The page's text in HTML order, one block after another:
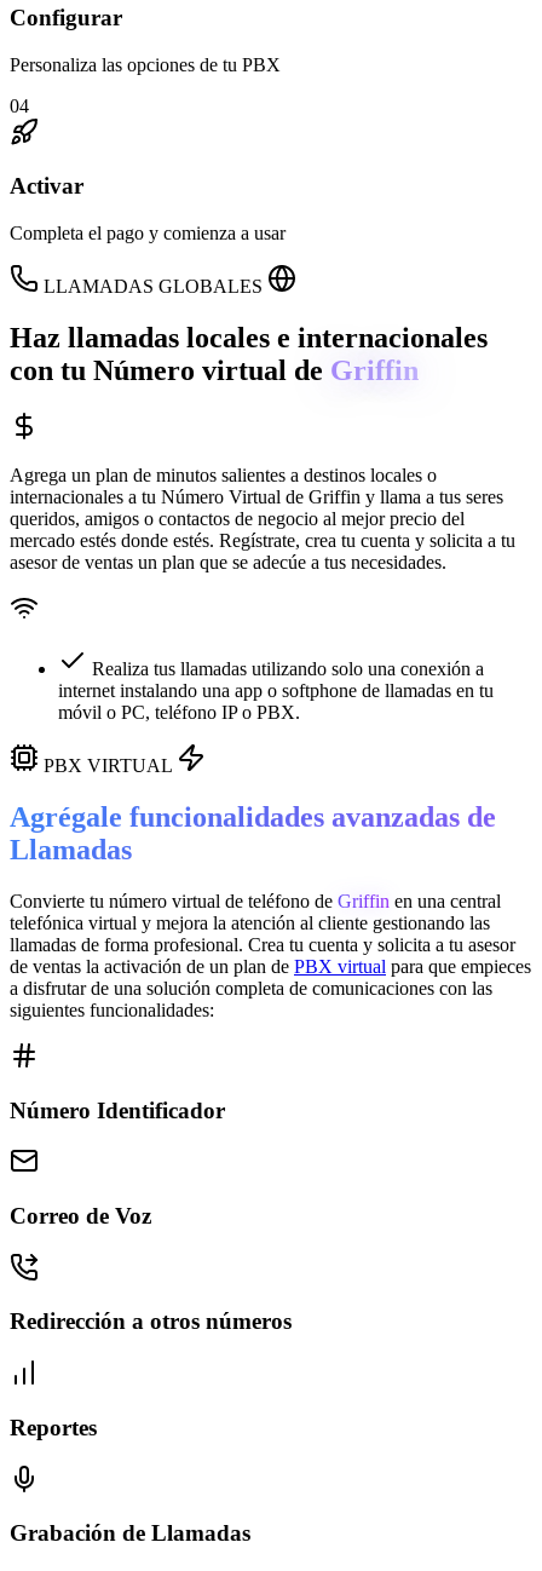
Configurar
Personaliza las opciones de tu PBX
04
Activar
Completa el pago y comienza a usar
LLAMADAS GLOBALES
Haz llamadas locales e internacionales
con tu Número virtual de Griffin
Agrega un plan de minutos salientes a destinos locales o
internacionales a tu Número Virtual de Griffin y llama a tus seres
queridos, amigos o contactos de negocio al mejor precio del
mercado estés donde estés. Regístrate, crea tu cuenta y solicita a tu
asesor de ventas un plan que se adecúe a tus necesidades.
Realiza tus llamadas utilizando solo una conexión a
internet instalando una app o softphone de llamadas en tu
móvil o PC, teléfono IP o PBX.
PBX VIRTUAL
Agrégale funcionalidades avanzadas de
Llamadas
Convierte tu número virtual de teléfono de Griffin en una central
telefónica virtual y mejora la atención al cliente gestionando las
llamadas de forma profesional. Crea tu cuenta y solicita a tu asesor
de ventas la activación de un plan de PBX virtual para que empieces
a disfrutar de una solución completa de comunicaciones con las
siguientes funcionalidades:
Número Identificador
Correo de Voz
Redirección a otros números
Reportes
Grabación de Llamadas